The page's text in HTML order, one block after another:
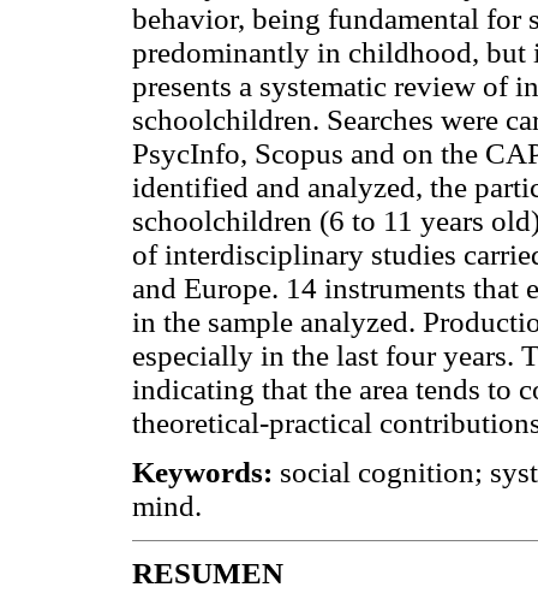
behavior, being fundamental for
predominantly in childhood,
presents a systematic review of
schoolchildren. Searches were
PsycInfo, Scopus and on the
identified and analyzed, the
schoolchildren (6 to 11 years
of interdisciplinary studies
and Europe. 14 instruments
in the sample analyzed.
especially in the last four years.
indicating that the area tends to
theoretical-practical
Keywords: social cognition;
mind.
RESUMEN